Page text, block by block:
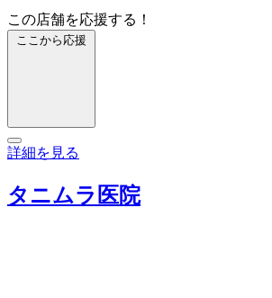
この店舗を応援する！
ここから応援
詳細を見る
タニムラ医院